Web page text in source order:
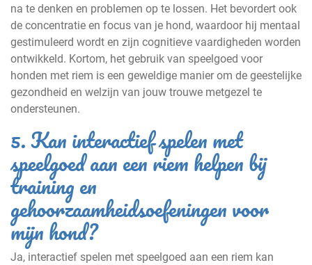
na te denken en problemen op te lossen. Het bevordert ook
de concentratie en focus van je hond, waardoor hij mentaal
gestimuleerd wordt en zijn cognitieve vaardigheden worden
ontwikkeld. Kortom, het gebruik van speelgoed voor
honden met riem is een geweldige manier om de geestelijke
gezondheid en welzijn van jouw trouwe metgezel te
ondersteunen.
5. Kan interactief spelen met
speelgoed aan een riem helpen bij
training en
gehoorzaamheidsoefeningen voor
mijn hond?
Ja, interactief spelen met speelgoed aan een riem kan